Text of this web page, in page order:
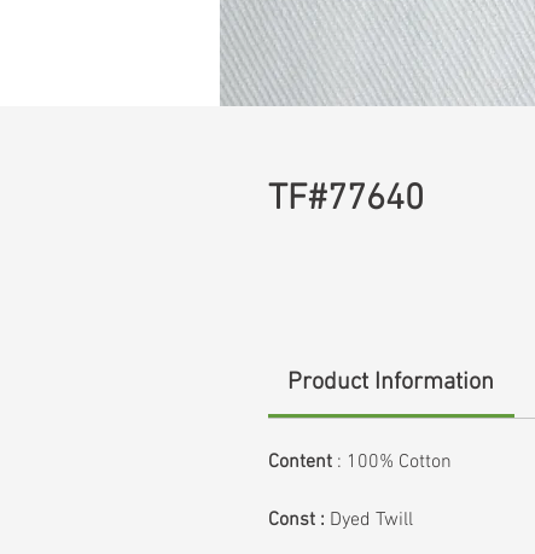
TF#77640
Product Information
Content : 100% Cotton
Const : Dyed Twill